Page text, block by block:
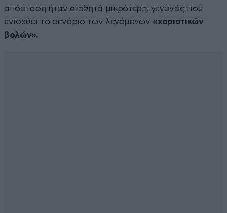
απόσταση ήταν αισθητά μικρότερη, γεγονός που
ενισχύει το σενάριο των λεγόμενων «χαριστικών
βολών».